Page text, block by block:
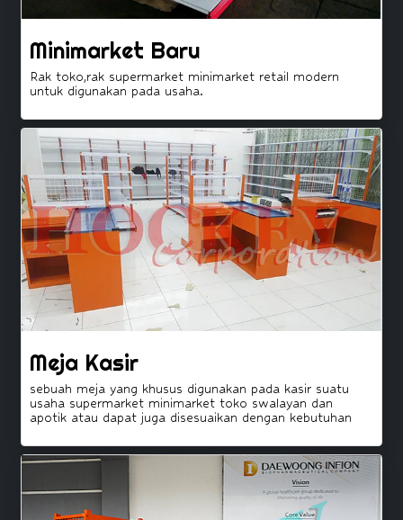
Minimarket Baru
Rak toko,rak supermarket minimarket retail modern
untuk digunakan pada usaha.
Meja Kasir
sebuah meja yang khusus digunakan pada kasir suatu
usaha supermarket minimarket toko swalayan dan
apotik atau dapat juga disesuaikan dengan kebutuhan